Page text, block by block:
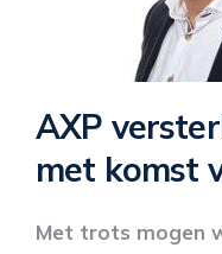
AXP
met komst
Met trots mogen